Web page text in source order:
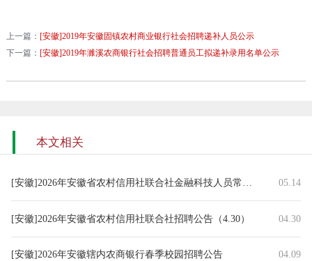
上一篇： [安徽]2019年安徽固镇农村商业银行社会招聘递补人员公示
下一篇： [安徽]2019年濉溪农商银行社会招聘普通员工拟递补录用名单公示
本文相关
[安徽]2026年安徽省农村信用社联合社金融科技人员常态化招聘公告
05.14
[安徽]2026年安徽省农村信用社联合社招聘公告（4.30） 04.30
[安徽]2026年安徽辖内农商银行春季校园招聘公告 04.09